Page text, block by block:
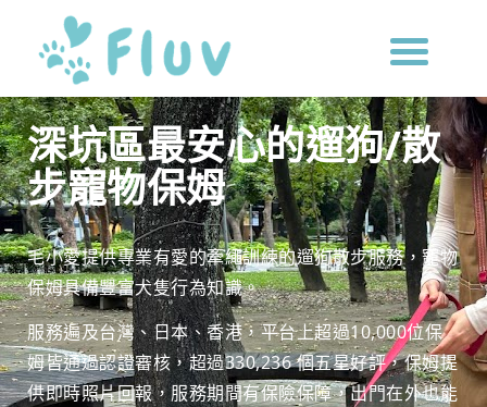
深坑區最安心的遛狗/散
步寵物保姆
毛小愛提供專業有愛的牽繩訓練的遛狗散步服務，寵物
保姆具備豐富犬隻行為知識。
服務遍及台灣、日本、香港，平台上超過10,000位保
姆皆通過認證審核，超過330,236 個五星好評，保姆提
供即時照片回報，服務期間有保險保障，出門在外也能